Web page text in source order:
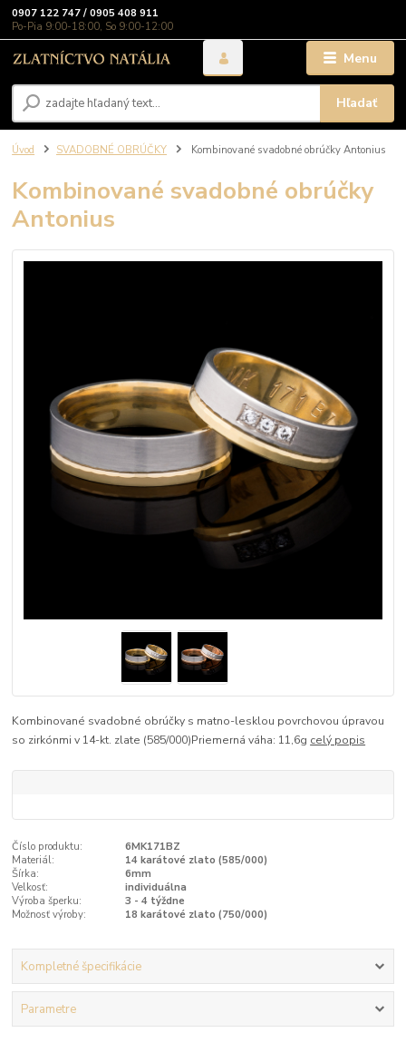
Menu
Hľadať
0907 122 747 / 0905 408 911
Po-Pia 9:00-18:00, So 9:00-12:00
Úvod SVADOBNÉ OBRÚČKY Kombinované svadobné obrúčky Antonius
Kombinované svadobné obrúčky
Antonius
Kombinované svadobné obrúčky s matno-lesklou povrchovou úpravou
so zirkónmi v 14-kt. zlate (585/000)Priemerná váha: 11,6g celý popis
Číslo produktu:
6MK171BZ
Materiál:
14 karátové zlato (585/000)
Šírka:
6mm
Velkosť:
individuálna
Výroba šperku:
3 - 4 týždne
Možnosť výroby:
18 karátové zlato (750/000)
Kompletné špecifikácie
Parametre